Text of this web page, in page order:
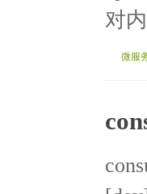
对
微服